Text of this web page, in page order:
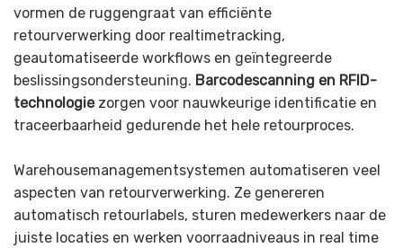
vormen de ruggengraat van efficiënte
retourverwerking door realtimetracking,
geautomatiseerde workflows en geïntegreerde
beslissingsondersteuning. Barcodescanning en RFID-
technologiezorgen voor nauwkeurige identificatie en
traceerbaarheid gedurende het hele retourproces.
Warehousemanagementsystemen automatiseren veel
aspecten van retourverwerking. Ze genereren
automatisch retourlabels, sturen medewerkers naar de
juiste locaties en werken voorraadniveaus in real time